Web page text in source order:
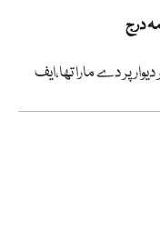
درج
پر دے مارا تھا،ایف